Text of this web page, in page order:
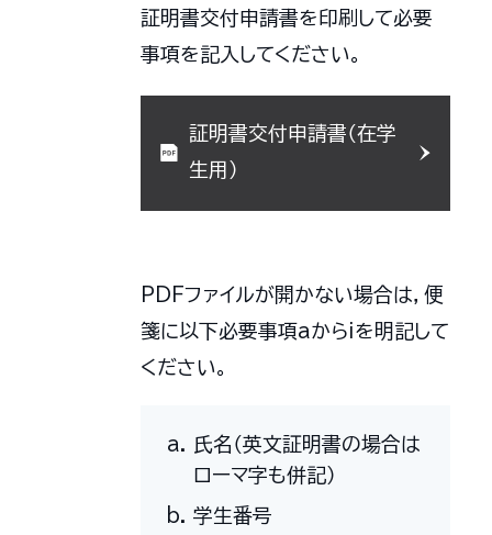
証明書交付申請書を印刷して必要
事項を記入してください。
証明書交付申請書（在学
生用）
PDFファイルが開かない場合は，便
箋に以下必要事項aからiを明記して
ください。
氏名（英文証明書の場合は
ローマ字も併記）
学生番号